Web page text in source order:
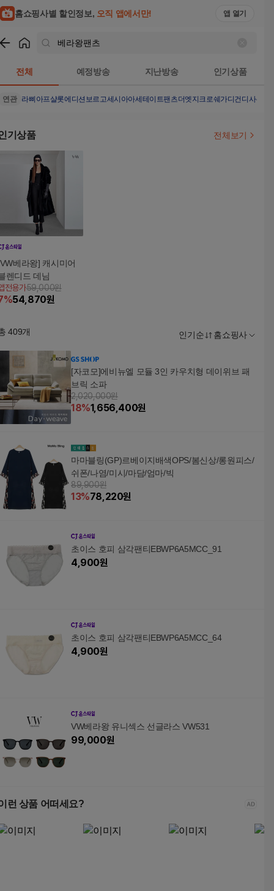
홈쇼핑사별 할인정보, 오직 앱에서만! 앱 열기
전체 예정방송 지난방송 인기상품
연관 라삐아프샬롯에디션 보르고세시아아세테이트팬츠더엣지크로쉐가디건 디사론노
기상품 전체보기
베라왕] 캐시미어
렌디드 데님
전용가59,000원
%54,870원
409개 인기순 홈쇼핑사
[자코모]에비뉴엘 모듈 3인 카우치형 데이위브 패
브릭 소파
2,020,000원
18%1,656,400원
마마블링(GP)르베이지배색OPS/봄신상/롱원피스/
쉬폰/나염/미시/마담/엄마/빅
89,900원
13%78,220원
초이스 호피 삼각팬티EBWP6A5MCC_91
4,900원
초이스 호피 삼각팬티EBWP6A5MCC_64
4,900원
VW베라왕 유니섹스 선글라스 VW531
99,000원
런 상품 어떠세요?